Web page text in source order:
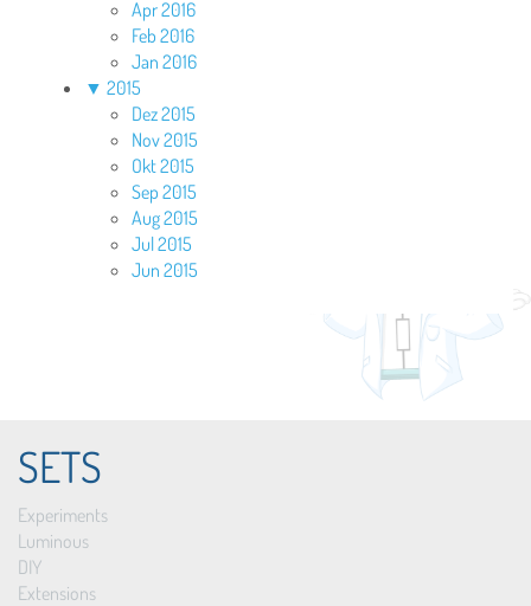
Apr 2016
Feb 2016
Jan 2016
▼ 2015
Dez 2015
Nov 2015
Okt 2015
Sep 2015
Aug 2015
Jul 2015
Jun 2015
SETS
Experiments
Luminous
DIY
Extensions